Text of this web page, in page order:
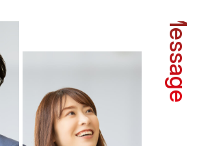
Message